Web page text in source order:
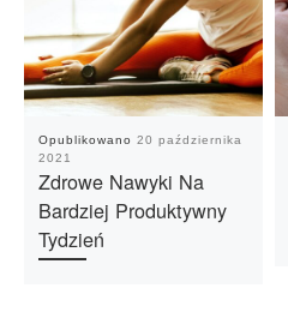
Opublikowano 20 października
2021
Zdrowe Nawyki Na
Bardziej Produktywny
Tydzień